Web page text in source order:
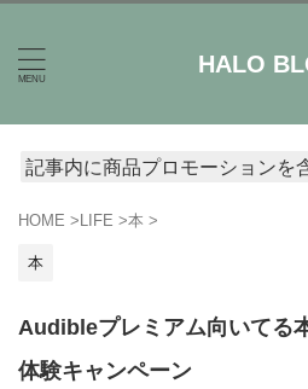
HALO
記事内に商品プロモーションを
HOME > LIFE >本 >
本
Audibleプレミアム向いてる
体験キャンペーン